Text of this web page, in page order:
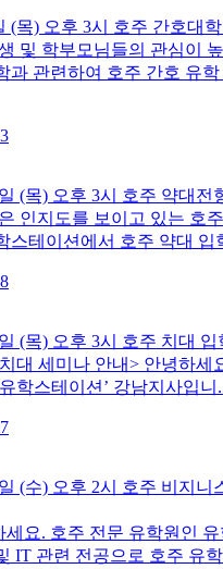
(목) 오후 3시 호주 간호대
및 학부모님들의 관심이
과 관련하여 호주 간호 유
(목) 오후 3시 호주 약대전
인지도를 보이고 있는 호
스테이션에서 호주 약대 입
(목) 오후 3시 호주 치대
대 세미나 안내> 안녕하세
학스테이션’ 강남지사입니
(수) 오후 2시 호주 비지니
요. 호주 전문 유학원인 유
IT 관련 전공으로 호주 유